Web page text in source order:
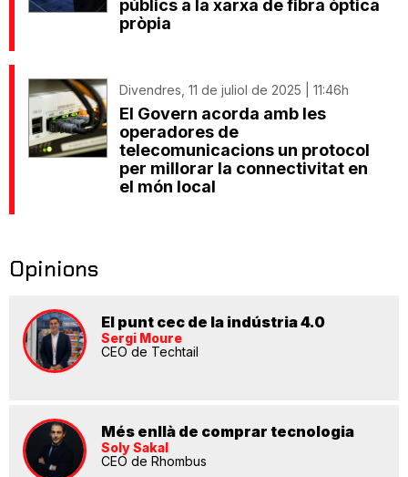
públics a la xarxa de fibra òptica
pròpia
Divendres, 11 de juliol de 2025 | 11:46h
El Govern acorda amb les
operadores de
telecomunicacions un protocol
per millorar la connectivitat en
el món local
Opinions
El punt cec de la indústria 4.0
Sergi Moure
CEO de Techtail
Més enllà de comprar tecnologia
Soly Sakal
CEO de Rhombus